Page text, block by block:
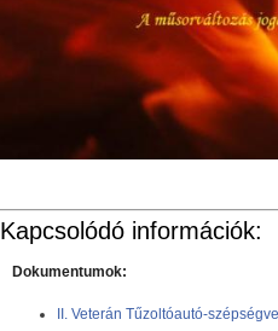
Kapcsolódó információk:
Dokumentumok:
II. Veterán Tűzoltóautó-